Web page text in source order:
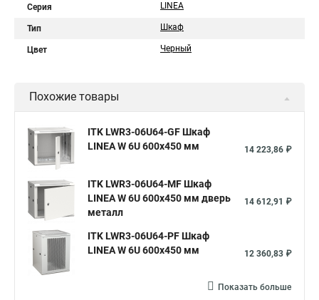
Серия LINEA
Тип Шкаф
Цвет Черный
Похожие товары
ITK LWR3-06U64-GF Шкаф
LINEA W 6U 600x450 мм
14 223,86 ₽
ITK LWR3-06U64-MF Шкаф
LINEA W 6U 600x450 мм дверь
металл
14 612,91 ₽
ITK LWR3-06U64-PF Шкаф
LINEA W 6U 600x450 мм
12 360,83 ₽
Показать больше